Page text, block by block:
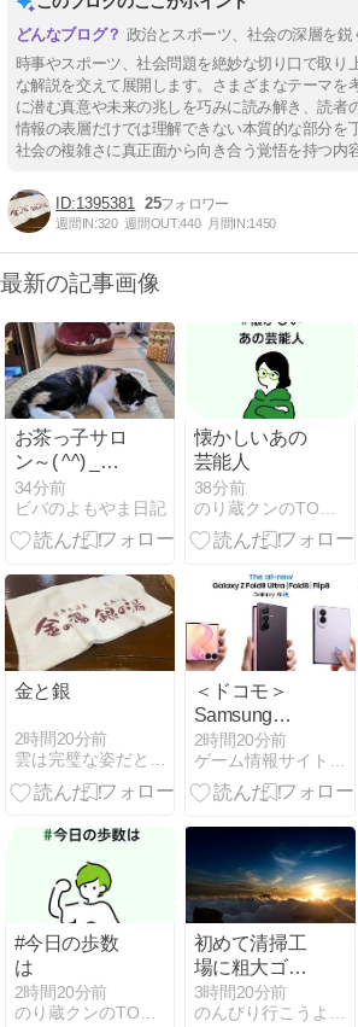
政治とスポーツ、社会の深層を鋭
時事やスポーツ、社会問題を絶妙な切り口で取り
な解説を交えて展開します。さまざまなテーマを
に潜む真意や未来の兆しを巧みに読み解き、読者
情報の表層だけでは理解できない本質的な部分を
社会の複雑さに真正面から向き合う覚悟を持つ内
1395381 25
週間IN:320 週間OUT:440 月間IN:1450
最新の記事画像
お茶っ子サロ
ン～( ^^) _旦
~~
34分前
ビバのよもやま日記
懐かしいあの
芸能人
38分前
金と銀
2時間20分前
雲は完璧な姿だと思う。。
＜ドコモ＞
Samsung
Galaxy
「Samsung
Galaxy Z
本日発売
2時間20分前
ゲーム情報サイト「SQOOL.NET」のブログコーナーです。
#今日の歩数
は
2時間20分前
のり蔵クンのTODAYブログ
初めて清掃工
場に粗大ゴミ
を持ち込んで
捨ててきた
3時間20分前
のんびり行こうよ！たった一度きりの人生なのだから、後悔しな…